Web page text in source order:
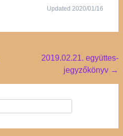
Updated 2020/01/16
2019.02.21. együttes-
jegyzőkönyv →